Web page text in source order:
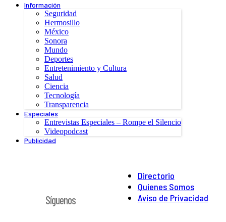
Información
Seguridad
Hermosillo
México
Sonora
Mundo
Deportes
Entretenimiento y Cultura
Salud
Ciencia
Tecnología
Transparencia
Especiales
Entrevistas Especiales – Rompe el Silencio
Videopodcast
Publicidad
Directorio
Quienes Somos
Aviso de Privacidad
Síguenos